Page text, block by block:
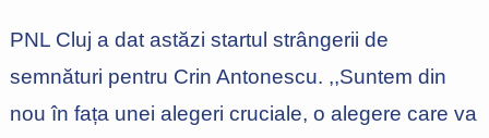
PNL Cluj a dat astăzi startul strângerii de
semnături pentru Crin Antonescu. ,,Suntem din
nou în fața unei alegeri cruciale, o alegere care va